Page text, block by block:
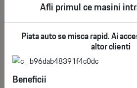
configurația standard.
Configurația
Afli primul ce masini
Piata auto se misca rapid. Ai
altor clienti
Beneficii